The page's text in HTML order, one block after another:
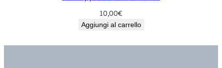
10,00€
Aggiungi al carrello